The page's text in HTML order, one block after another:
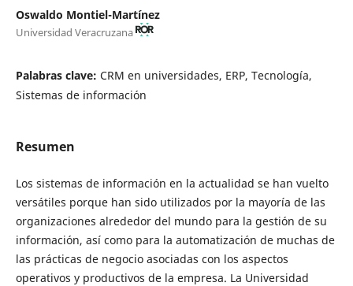
Oswaldo Montiel-Martínez
Universidad Veracruzana
Palabras clave: CRM en universidades, ERP, Tecnología,
Sistemas de información
Resumen
Los sistemas de información en la actualidad se han vuelto
versátiles porque han sido utilizados por la mayoría de las
organizaciones alrededor del mundo para la gestión de su
información, así como para la automatización de muchas de
las prácticas de negocio asociadas con los aspectos
operativos y productivos de la empresa. La Universidad